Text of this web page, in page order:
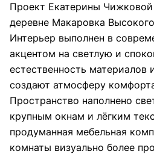
Проект Екатерины
деревне Макаровка
Интерьер выполнен в
акцентом на светлую и
естественность материалов
создают атмосферу
Пространство наполнено
крупным окнам и лёгким
продуманная мебельная
комнаты визуально более